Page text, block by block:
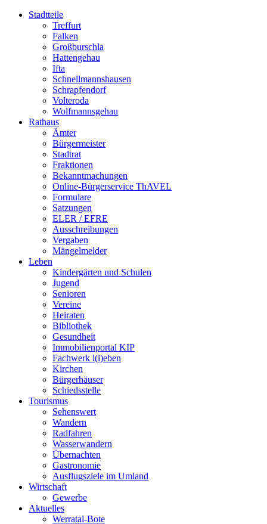
Stadtteile
Treffurt
Falken
Großburschla
Hattengehau
Ifta
Schnellmannshausen
Schrapfendorf
Volteroda
Wolfmannsgehau
Rathaus
Ämter
Bürgermeister
Stadtrat
Fraktionen
Bekanntmachungen
Online-Bürgerservice ThAVEL
Formulare
Satzungen
ELER / EFRE
Ausschreibungen
Vergaben
Mängelmelder
Leben
Kindergärten und Schulen
Jugend
Senioren
Vereine
Heiraten
Bibliothek
Gesundheit
Immobilienportal KIP
Fachwerk l(i)eben
Kirchen
Bürgerhäuser
Schiedsstelle
Tourismus
Sehenswert
Wandern
Radfahren
Wasserwandern
Übernachten
Gastronomie
Ausflugsziele im Umland
Wirtschaft
Gewerbe
Aktuelles
Werratal-Bote